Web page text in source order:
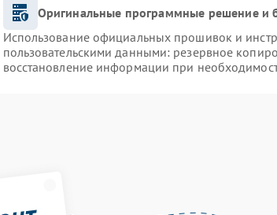
Оригинальные программные решение и
Использование официальных прошивок и
пользовательскими данными: резервное
восстановление информации при